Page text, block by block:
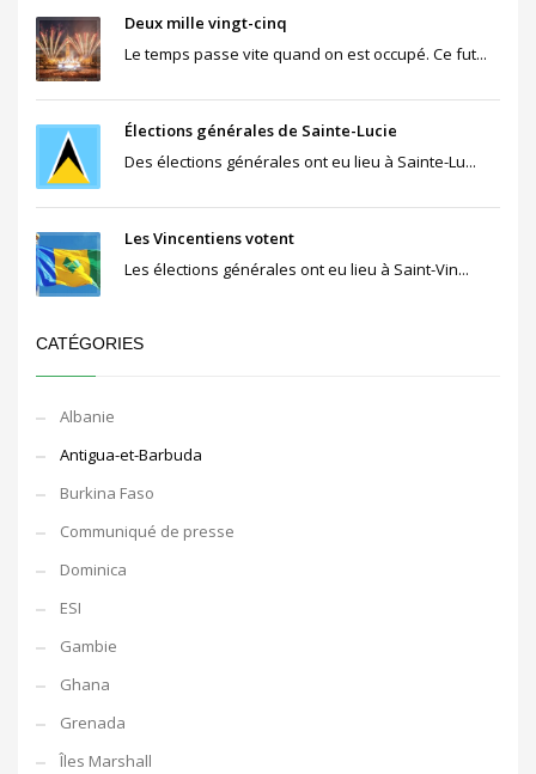
Deux mille vingt-cinq
Le temps passe vite quand on est occupé. Ce fut...
Élections générales de Sainte-Lucie
Des élections générales ont eu lieu à Sainte-Lu...
Les Vincentiens votent
Les élections générales ont eu lieu à Saint-Vin...
CATÉGORIES
Albanie
Antigua-et-Barbuda
Burkina Faso
Communiqué de presse
Dominica
ESI
Gambie
Ghana
Grenada
Îles Marshall